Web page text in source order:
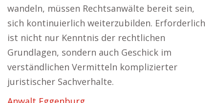
wandeln, müssen Rechtsanwälte bereit sein,
sich kontinuierlich weiterzubilden. Erforderlich
ist nicht nur Kenntnis der rechtlichen
Grundlagen, sondern auch Geschick im
verständlichen Vermitteln komplizierter
juristischer Sachverhalte.